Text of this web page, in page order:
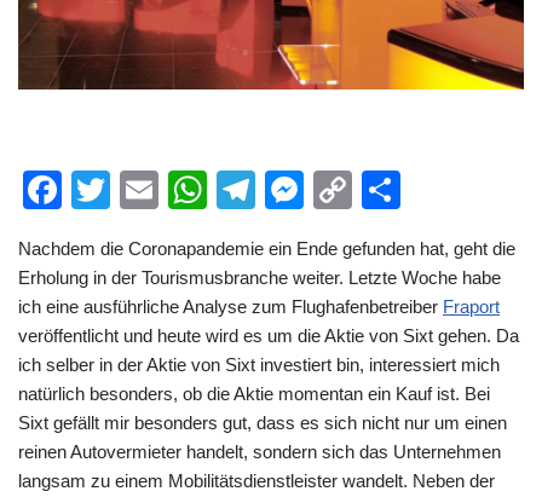
F
c
e
b
o
o
k
T
tt
er
E
ail
W
at
s
A
p
p
T
e
gr
a
m
M
ss
e
n
g
er
C
p
y
Li
n
k
e
n
Nachdem die Coronapandemie ein Ende gefunden hat, geht die
Erholung in der Tourismusbranche weiter. Letzte Woche habe
ich eine ausführliche Analyse zum Flughafenbetreiber Fraport
veröffentlicht und heute wird es um die Aktie von Sixt gehen. Da
ich selber in der Aktie von Sixt investiert bin, interessiert mich
natürlich besonders, ob die Aktie momentan ein Kauf ist. Bei
Sixt gefällt mir besonders gut, dass es sich nicht nur um einen
reinen Autovermieter handelt, sondern sich das Unternehmen
langsam zu einem Mobilitätsdienstleister wandelt. Neben der